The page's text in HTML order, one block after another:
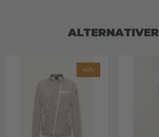
ALTERNATIVER
40%